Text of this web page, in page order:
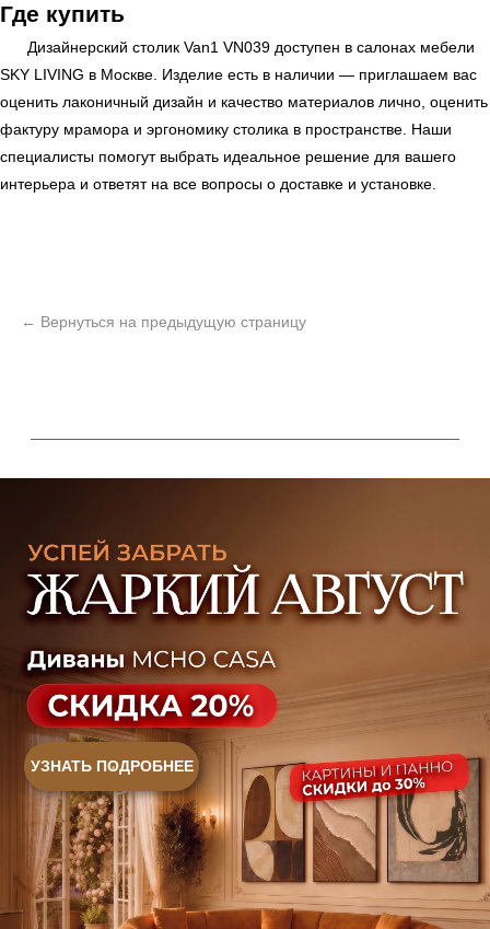
Где купить
Дизайнерский столик Van1 VN039 доступен в салонах мебели
SKY LIVING в Москве. Изделие есть в наличии — приглашаем вас
оценить лаконичный дизайн и качество материалов лично, оценить
фактуру мрамора и эргономику столика в пространстве. Наши
специалисты помогут выбрать идеальное решение для вашего
интерьера и ответят на все вопросы о доставке и установке.
Сантехника О нас
Мебель
© 2026 Sky Living
Политика конфиденциальности
+7 (958) 202-41-41
+7 (499) 916-60-66
+7 (932) 021-99-97
+7 (499) 916-60-10,
Политика возврата товаров
Sales@skyliving.ru
Telegram и YouTube ограничены на территории РФ
(на основании ФЗ-149 "Об информации")